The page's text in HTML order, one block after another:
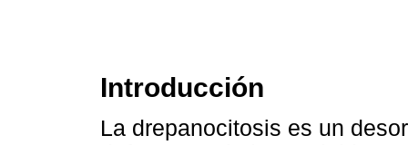
Introducción
La drepanocitosis es un